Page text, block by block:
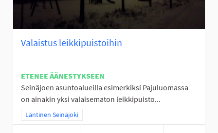
Valaistus leikkipuistoihin
ETENEE ÄÄNESTYKSEEN
Seinäjoen asuntoalueilla esimerkiksi Pajuluomassa
on ainakin yksi valaisematon leikkipuisto...
Rajaa tulokset teeman mukaan: Läntinen Seinäjoki
Läntinen Seinäjoki